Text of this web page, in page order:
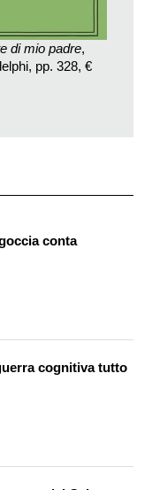
che fa infuriare il
rubli la vita
è convinto di aver
destra di Dio». Per lui
detto Ba-ba-ba
le orecchie
alla lascivia, e
uomo che fa
nel coro della
e la grandezza di Dio,
durante la notte.
angolo della
conta
cognitiva tutto
di mio padre,
pp. 328, €